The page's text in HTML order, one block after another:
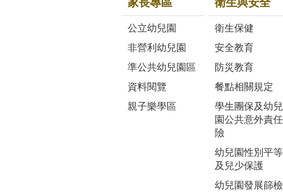
家長專區
公立幼兒園
非營利幼兒園
準公共幼兒園區
資料閱覽
親子樂學區
衛生與安全
衛生保健
安全教育
防災教育
餐點相關規定
學生團保及幼兒
園公共意外責任
險
幼兒園性別平等
及兒少保護
幼兒園發展篩檢